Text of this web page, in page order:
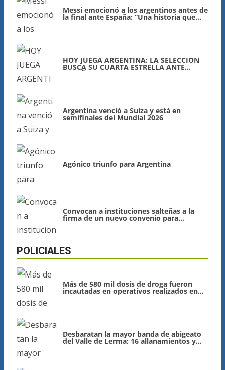
Messi emocionó a los argentinos antes de
la final ante España: “Una historia que
nadie podrá borrar”
HOY JUEGA ARGENTINA: LA SELECCIÓN
BUSCA SU CUARTA ESTRELLA ANTE
ESPAÑA
Argentina venció a Suiza y está en
semifinales del Mundial 2026
Agónico triunfo para Argentina
Convocan a instituciones salteñas a la
firma de un nuevo convenio para
fortalecer su regularización contable
POLICIALES
Más de 580 mil dosis de droga fueron
incautadas en operativos realizados en
Desbaratan la mayor banda de abigeato
del Valle de Lerma: 16 allanamientos y